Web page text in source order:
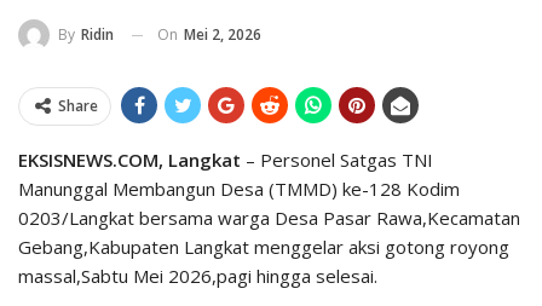
By Ridin On Mei 2, 2026
Share
EKSISNEWS.COM, Langkat – Personel Satgas TNI
Manunggal Membangun Desa (TMMD) ke-128 Kodim
0203/Langkat bersama warga Desa Pasar Rawa,Kecamatan
Gebang,Kabupaten Langkat menggelar aksi gotong royong
massal,Sabtu Mei 2026,pagi hingga selesai.